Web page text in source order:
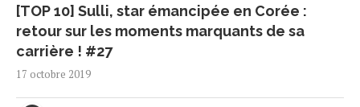
[TOP 10] Sulli, star émancipée en Corée :
retour sur les moments marquants de sa
carrière ! #27
17 octobre 2019